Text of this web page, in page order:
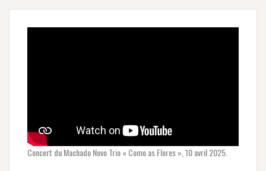
Concert du Machado Novo Trio « Como as Flores », 10 avril 2025.